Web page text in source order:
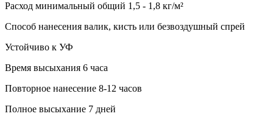
Расход минимальный общий 1,5 - 1,8 кг/м²
Способ нанесения валик, кисть или безвоздушный спрей
Устойчиво к УФ
Время высыхания 6 часа
Повторное нанесение 8-12 часов
Полное высыхание 7 дней